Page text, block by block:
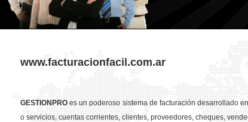
www.facturacionfacil.com.ar
GESTION PRO es un poderoso sistema de facturación desarrollado
o servicios, cuentas corrientes, clientes, proveedores, cheques,